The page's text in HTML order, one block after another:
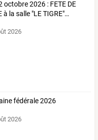
octobre2026 : FETE DE
à la salle "LETIGRE"…
2026
fédérale 2026
2026